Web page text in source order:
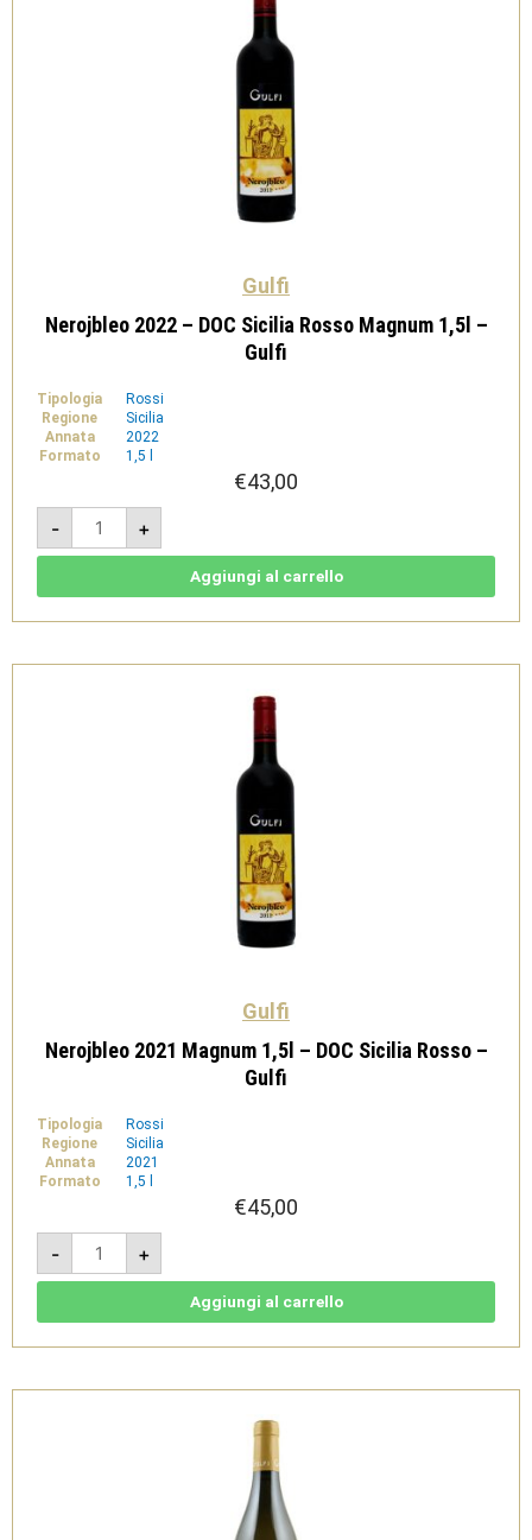
Gulfi
Nerojbleo 2022 – DOC Sicilia Rosso Magnum 1,5l –
Gulfi
Tipologia
Rossi
Regione
Sicilia
Annata
2022
Formato
1,5 l
€43,00
-
Nerojbleo
2022
-
DOC
1,5l
quantità
+
Aggiungi al carrello
Gulfi
Nerojbleo 2021 Magnum 1,5l – DOC Sicilia Rosso –
Gulfi
Tipologia
Rossi
Regione
Sicilia
Annata
2021
Formato
1,5 l
€45,00
-
Nerojbleo
2021
Magnum
1,5l
Rosso
quantità
+
Aggiungi al carrello